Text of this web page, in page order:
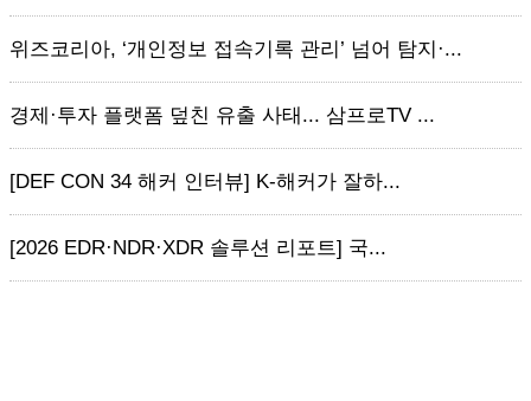
위즈코리아, ‘개인정보 접속기록 관리’ 넘어 탐지·...
경제·투자 플랫폼 덮친 유출 사태... 삼프로TV ...
[DEF CON 34 해커 인터뷰] K-해커가 잘하...
[2026 EDR·NDR·XDR 솔루션 리포트] 국...